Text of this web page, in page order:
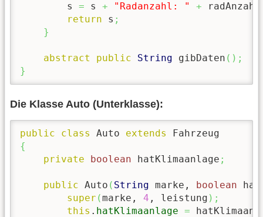
        s
= s + "Radanzahl: " +
return s ;
}
abstract public String gibDaten ( ) ;
}
Die Klasse Auto (Unterklasse):
public class Auto extends
{
private
boolean hatKlimaanlage ;
public Auto ( String marke, boolean
super (marke, 4 , leistung ) ;
this . hatKlimaanlage =